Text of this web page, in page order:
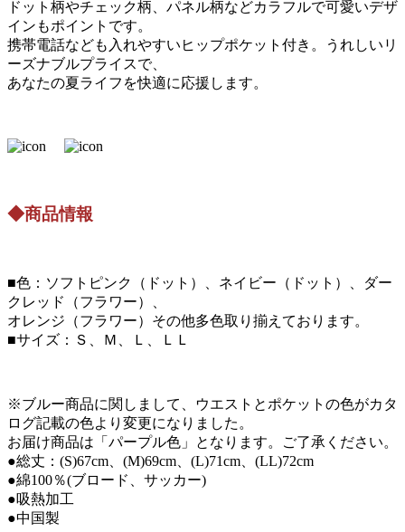
ドット柄やチェック柄、パネル柄などカラフルで可愛いデザ
インもポイントです。
携帯電話なども入れやすいヒップポケット付き。うれしいリ
ーズナブルプライスで、
あなたの夏ライフを快適に応援します。
◆商品情報
■色：ソフトピンク（ドット）、ネイビー（ドット）、ダー
クレッド（フラワー）、
オレンジ（フラワー）その他多色取り揃えております。
■サイズ：Ｓ、Ｍ、Ｌ、ＬＬ
※ブルー商品に関しまして、ウエストとポケットの色がカタ
ログ記載の色より変更になりました。
お届け商品は「パープル色」となります。ご了承ください。
●総丈：(S)67cm、(M)69cm、(L)71cm、(LL)72cm
●綿100％(ブロード、サッカー)
●吸熱加工
●中国製